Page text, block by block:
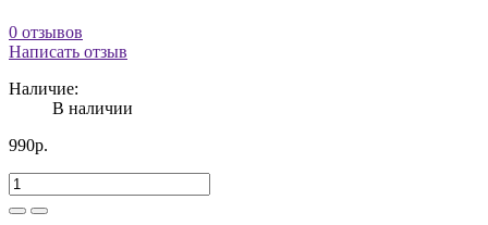
0 отзывов
Написать отзыв
Наличие:
В наличии
990р.